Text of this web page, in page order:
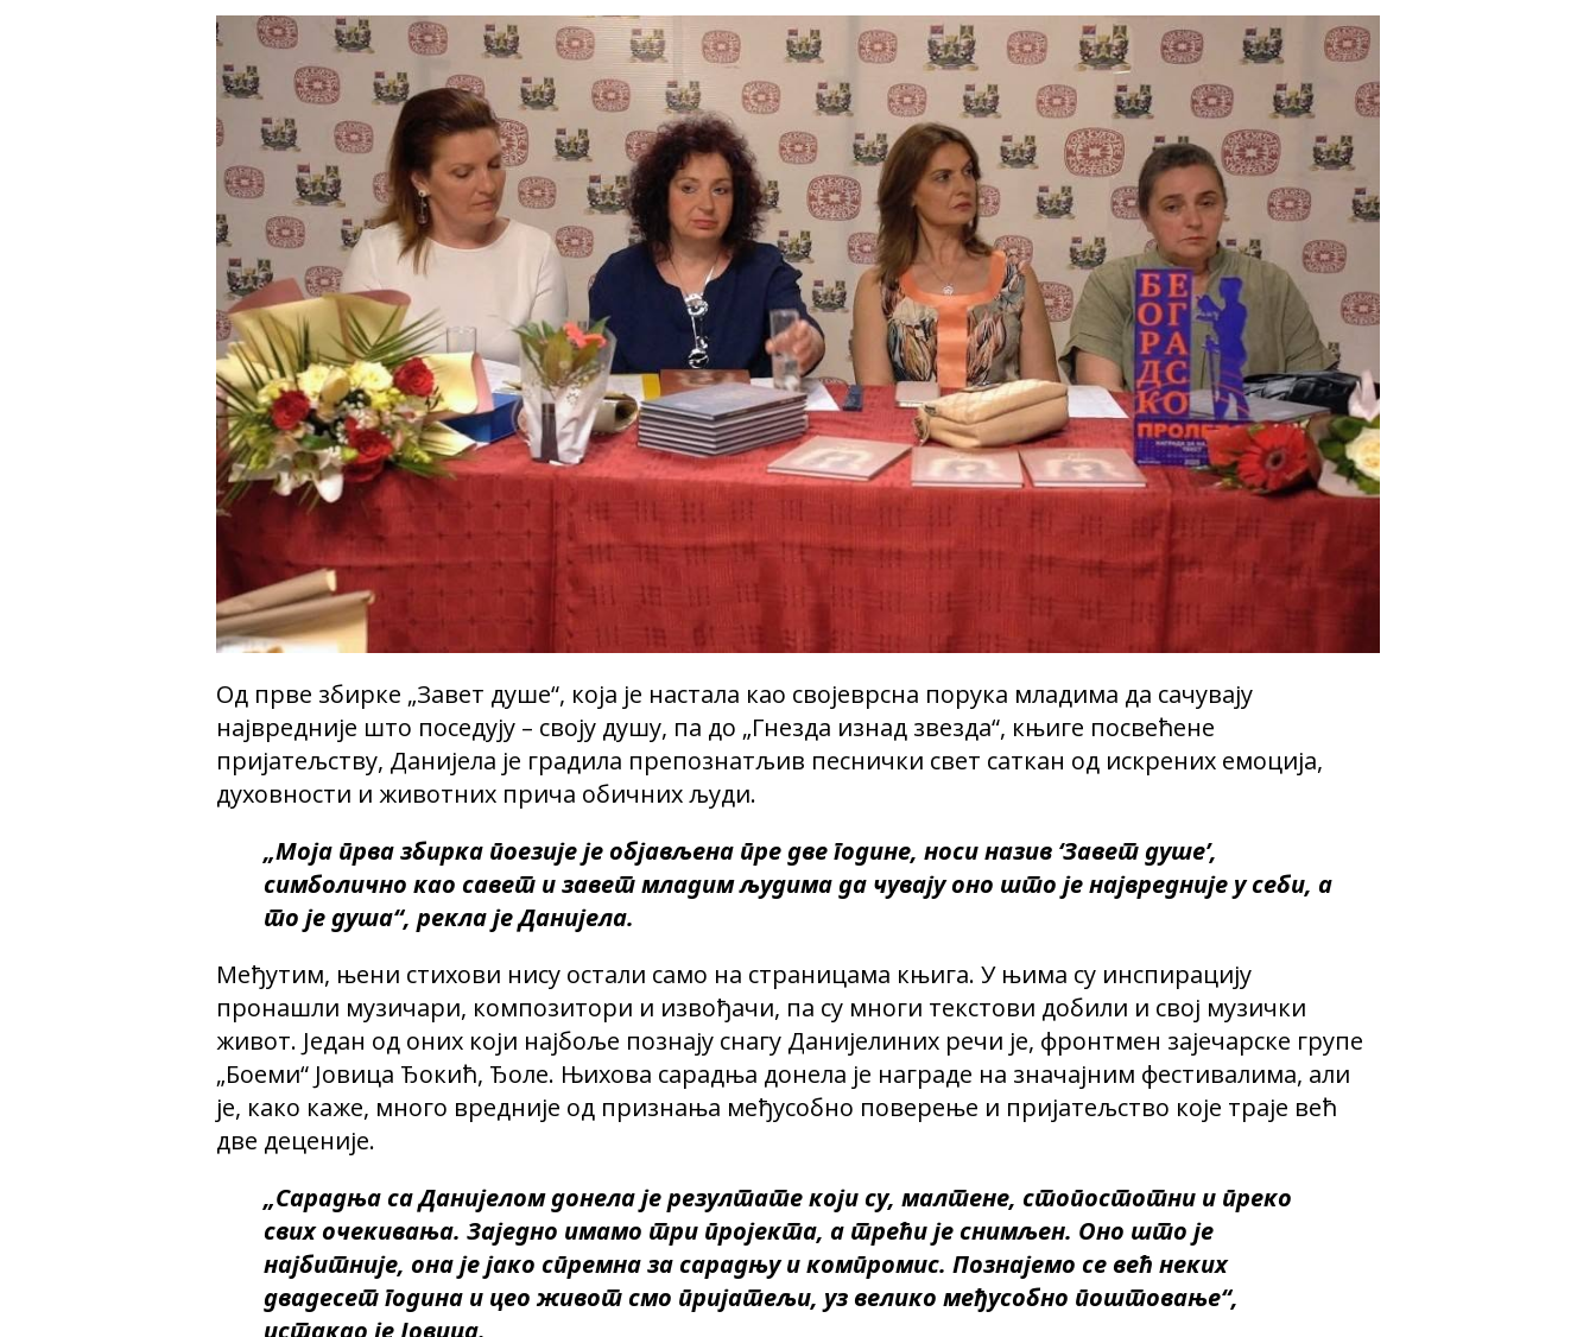
Од прве збирке „Завет душе“, која је настала као својеврсна порука младима да сачувају
највредније што поседују – своју душу, па до „Гнезда изнад звезда“, књиге посвећене
пријатељству, Данијела је градила препознатљив песнички свет саткан од искрених емоција,
духовности и животних прича обичних људи.
„Моја прва збирка поезије је објављена пре две године, носи назив ‘Завет душе’,
симболично као савет и завет младим људима да чувају оно што је највредније у себи, а
то је душа“, рекла је Данијела.
Међутим, њени стихови нису остали само на страницама књига. У њима су инспирацију
пронашли музичари, композитори и извођачи, па су многи текстови добили и свој музички
живот. Један од оних који најбоље познају снагу Данијелиних речи је, фронтмен зајечарске групе
„Боеми“ Јовица Ђокић, Ђоле. Њихова сарадња донела је награде на значајним фестивалима, али
је, како каже, много вредније од признања међусобно поверење и пријатељство које траје већ
две деценије.
„Сарадња са Данијелом донела је резултате који су, малтене, стопостотни и преко
свих очекивања. Заједно имамо три пројекта, а трећи је снимљен. Оно што је
најбитније, она је јако спремна за сарадњу и компромис. Познајемо се већ неких
двадесет година и цео живот смо пријатељи, уз велико међусобно поштовање“,